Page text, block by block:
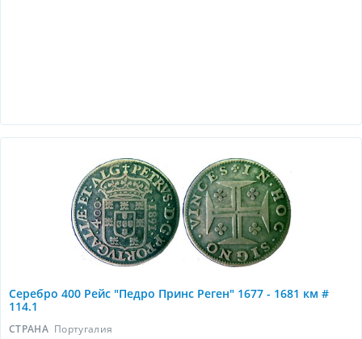
Серебро 400 Рейс "Педро Принс Реген" 1677 - 1681 км #
114.1
СТРАНА Португалия